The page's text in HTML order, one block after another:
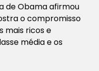
de Obama afirmou
o compromisso
mais ricos e
média e os